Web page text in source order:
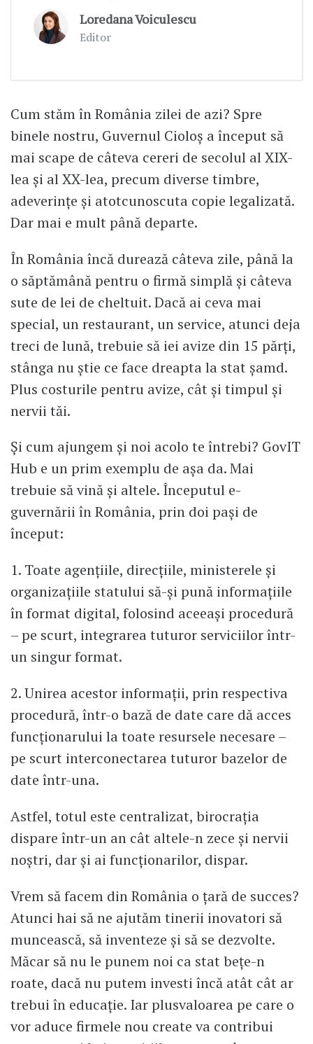
Loredana Voiculescu
Editor
Cum stăm în România zilei de azi? Spre
binele nostru, Guvernul Cioloș a început să
mai scape de câteva cereri de secolul al XIX-
lea și al XX-lea, precum diverse timbre,
adeverințe și atotcunoscuta copie legalizată.
Dar mai e mult până departe.
În România încă durează câteva zile, până la
o săptămână pentru o firmă simplă și câteva
sute de lei de cheltuit. Dacă ai ceva mai
special, un restaurant, un service, atunci deja
treci de lună, trebuie să iei avize din 15 părți,
stânga nu știe ce face dreapta la stat șamd.
Plus costurile pentru avize, cât și timpul și
nervii tăi.
Și cum ajungem și noi acolo te întrebi? GovIT
Hub e un prim exemplu de așa da. Mai
trebuie să vină și altele. Începutul e-
guvernării în România, prin doi pași de
început:
1. Toate agențiile, direcțiile, ministerele și
organizațiile statului să-și pună informațiile
în format digital, folosind aceeași procedură
– pe scurt, integrarea tuturor serviciilor într-
un singur format.
2. Unirea acestor informații, prin respectiva
procedură, într-o bază de date care dă acces
funcționarului la toate resursele necesare –
pe scurt interconectarea tuturor bazelor de
date într-una.
Astfel, totul este centralizat, birocrația
dispare într-un an cât altele-n zece și nervii
noștri, dar și ai funcționarilor, dispar.
Vrem să facem din România o țară de succes?
Atunci hai să ne ajutăm tinerii inovatori să
muncească, să inventeze și să se dezvolte.
Măcar să nu le punem noi ca stat bețe-n
roate, dacă nu putem investi încă atât cât ar
trebui în educație. Iar plusvaloarea pe care o
vor aduce firmele nou create va contribui